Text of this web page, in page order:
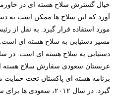
خیال گسترش سلاح هسته ای در
آورد که این سلاح ها ممکن است به
مسیر دستیابی به سلاح هسته ای
عربستان سعودی سفارش سلاح هسته
برنامه هسته ای پاکستان تحت